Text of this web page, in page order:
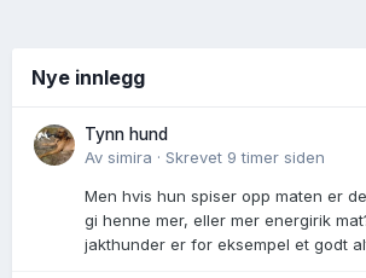
Nye innlegg
Tynn hund
Av simira · Skrevet 9 timer siden
Men hvis hun spiser opp maten er
gi henne mer, eller mer energirik
jakthunder er for eksempel et godt